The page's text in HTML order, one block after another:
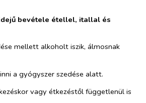
bevétele étellel, itallal és
mellett alkoholt iszik, álmosnak
a gyógyszer szedése alatt.
vagy étkezéstől függetlenül is